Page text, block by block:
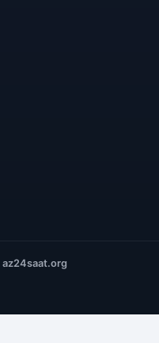
az24saat.org